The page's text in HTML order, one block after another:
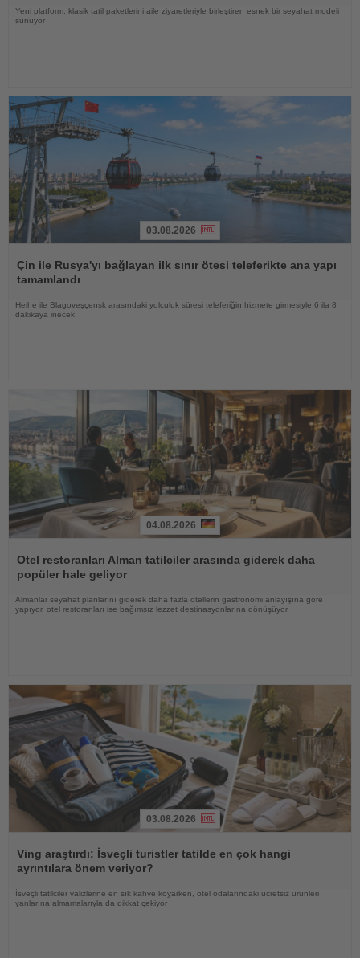
Yeni platform, klasik tatil paketlerini aile ziyaretleriyle birleştiren esnek bir seyahat modeli
sunuyor
Oku
03.08.2026
Çin ile Rusya'yı bağlayan ilk sınır ötesi teleferikte ana yapı
tamamlandı
Heihe ile Blagoveşçensk arasındaki yolculuk süresi teleferiğin hizmete girmesiyle 6 ila 8
dakikaya inecek
Oku
04.08.2026
Otel restoranları Alman tatilciler arasında giderek daha
popüler hale geliyor
Almanlar seyahat planlarını giderek daha fazla otellerin gastronomi anlayışına göre
yapıyor, otel restoranları ise bağımsız lezzet destinasyonlarına dönüşüyor
Oku
03.08.2026
Ving araştırdı: İsveçli turistler tatilde en çok hangi
ayrıntılara önem veriyor?
İsveçli tatilciler valizlerine en sık kahve koyarken, otel odalarındaki ücretsiz ürünleri
yanlarına almamalarıyla da dikkat çekiyor